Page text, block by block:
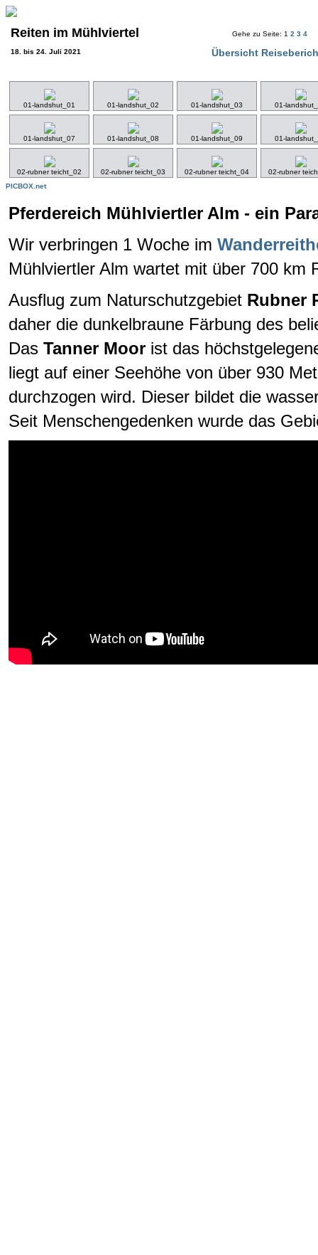
Reiten im Mühlviertel
18. bis 24. Juli 2021
Gehe zu Seite: 1 2 3 4
Übersicht
01-landshut_01 01-landshut_02 01-landshut_03 01-
01-landshut_07 01-landshut_08 01-landshut_09 01-
02-rubner teicht_02 02-rubner teicht_03 02-rubner teicht_04
02-rubner
PICBOX.net
Pferdereich Mühlviertler Alm - ein
Wir verbringen 1 Woche im
Mühlviertler Alm wartet mit über 700 km
Ausflug zum Naturschutzgebiet Rubner
daher die dunkelbraune Färbung des
Das Tanner Moor ist das
liegt auf einer Seehöhe von über 930
durchzogen wird. Dieser bildet die
Seit Menschengedenken wurde das